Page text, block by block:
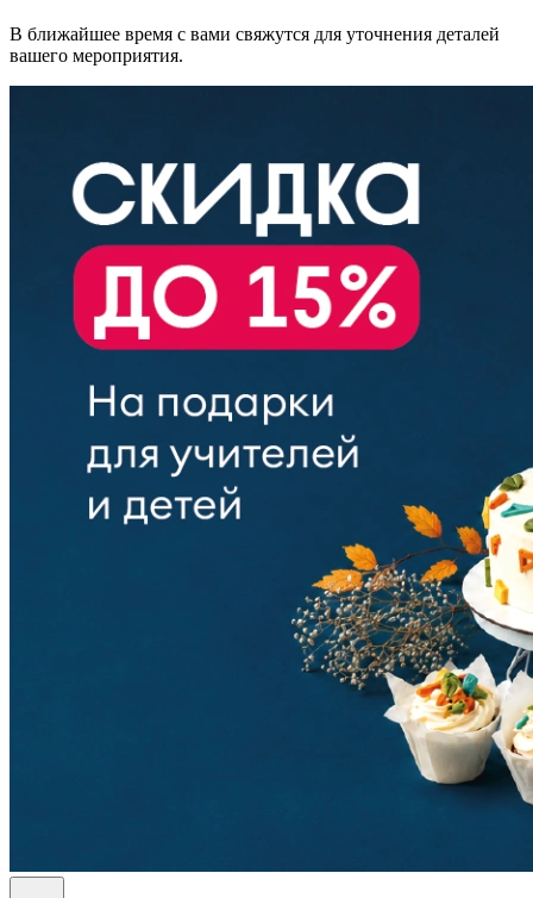
В ближайшее время с вами свяжутся для уточнения деталей
вашего мероприятия.